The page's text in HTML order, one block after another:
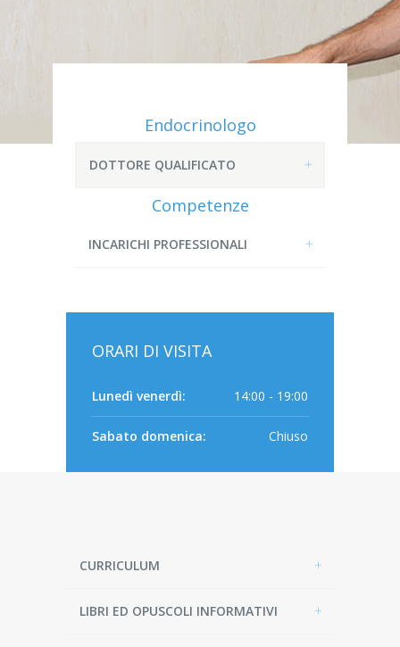
Endocrinologo
DOTTORE QUALIFICATO
Competenze
INCARICHI PROFESSIONALI
ORARI DI VISITA
Lunedì venerdì: 14:00 - 19:00
Sabato domenica: Chiuso
CURRICULUM
LIBRI ED OPUSCOLI INFORMATIVI